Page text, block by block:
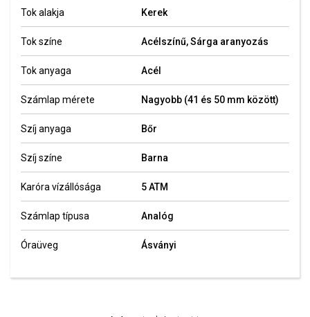
Tok alakja Kerek
Tok színe Acélszínű, Sárga aranyozás
Tok anyaga Acél
Számlap mérete Nagyobb (41 és 50 mm között)
Szíj anyaga Bőr
Szíj színe Barna
Karóra vízállósága 5 ATM
Számlap típusa Analóg
Óraüveg Ásványi